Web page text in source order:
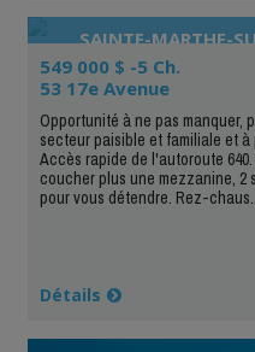
SAINTE-MARTHE-
549 000 $ -5 Ch.
53 17e Avenue
Opportunité à ne pas manquer,
secteur paisible et familiale et
Accès rapide de l'autoroute
coucher plus une mezzanine, 2
pour vous détendre. Rez-
Détails